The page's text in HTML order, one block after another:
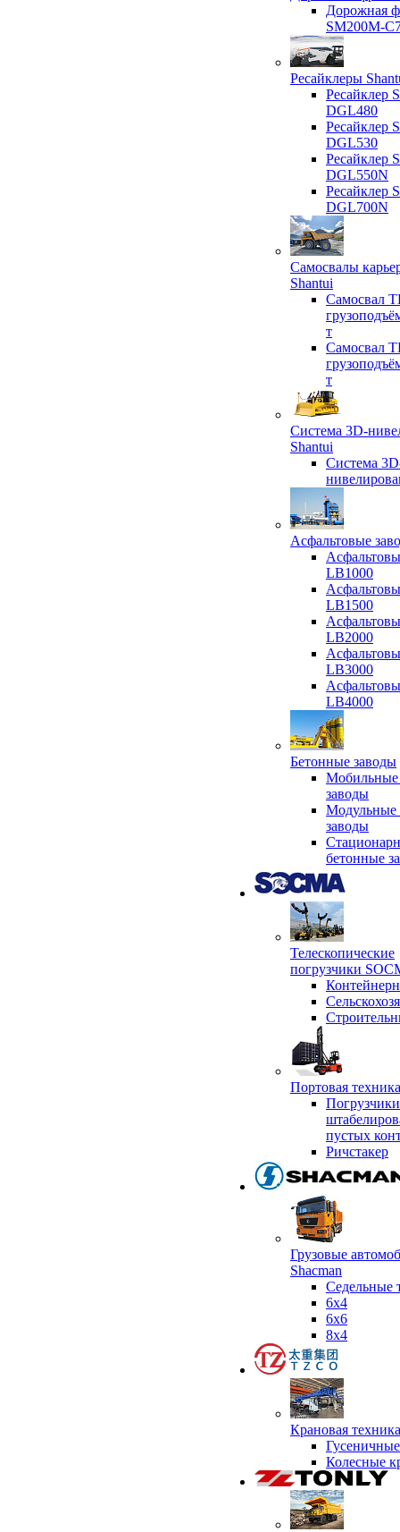
Дорожная
SM200M-
Ресайклеры
Ресайклер
DGL480
Ресайклер
DGL530
Ресайклер
DGL550N
Ресайклер
DGL700N
Самосвалы
Shantui
Самосвал
т
Самосвал
т
Система 3D-
Shantui
Система
Асфальтовые
LB1000
LB1500
LB2000
LB3000
LB4000
Бетонные заводы
Мобильные
заводы
Модульные
заводы
бетонные
Телескопические
погрузчики
Портовая
пустых
Ричстакер
Грузовые
Shacman
Седельные
6х4
6x6
8x4
Крановая
Колесные